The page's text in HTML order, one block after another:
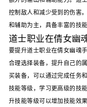
控制敌人和减少受到的伤害
和辅助为主，具备丰富的技能
道士职业在倩女幽
要提升道士职业在倩女幽魂
合理选择装备，提升自己的
买装备，可以通过完成任务
技能等级，学习更高级的技
升技能等级可以增加技能效